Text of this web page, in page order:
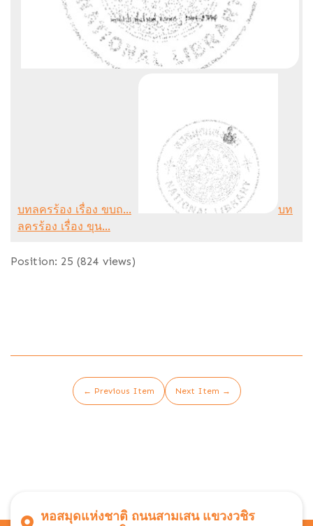
บทลครร้อง เรื่อง ขบถ...
บท
ลครร้อง เรื่อง ขุน...
Position: 25 (824 views)
← Previous Item Next Item →
หอสมุดแห่งชาติ ถนนสามเสน แขวงวชิร